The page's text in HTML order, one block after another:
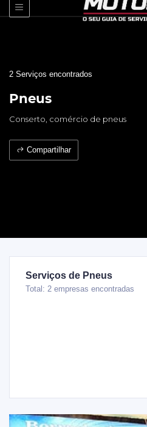
2 Serviços encontrados
Pneus
Conserto, comércio de pneus
Compartilhar
Serviços de Pneus
Total: 2 empresas encontradas